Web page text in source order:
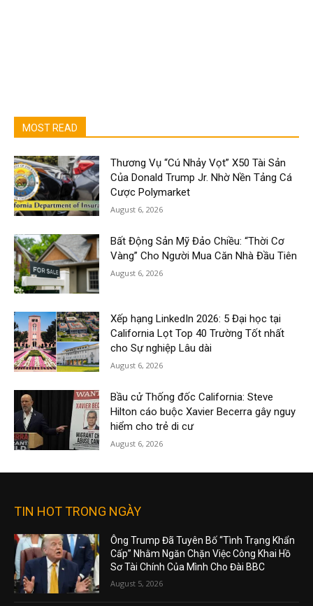
MOST READ
Thương Vụ “Cú Nhảy Vọt” X50 Tài Sản
Của Donald Trump Jr. Nhờ Nền Tảng Cá
Cược Polymarket
August 6, 2026
Bất Động Sản Mỹ Đảo Chiều: “Thời Cơ
Vàng” Cho Người Mua Căn Nhà Đầu Tiên
August 6, 2026
Xếp hạng LinkedIn 2026: 5 Đại học tại
California Lọt Top 40 Trường Tốt nhất
cho Sự nghiệp Lâu dài
August 6, 2026
Bầu cử Thống đốc California: Steve
Hilton cáo buộc Xavier Becerra gây nguy
hiểm cho trẻ di cư
August 6, 2026
TIN HOT TRONG NGÀY
Ông Trump Đã Tuyên Bố “Tình Trạng Khẩn
Cấp” Nhằm Ngăn Chặn Việc Công Khai Hồ
Sơ Tài Chính Của Mình Cho Đài BBC
August 5, 2026